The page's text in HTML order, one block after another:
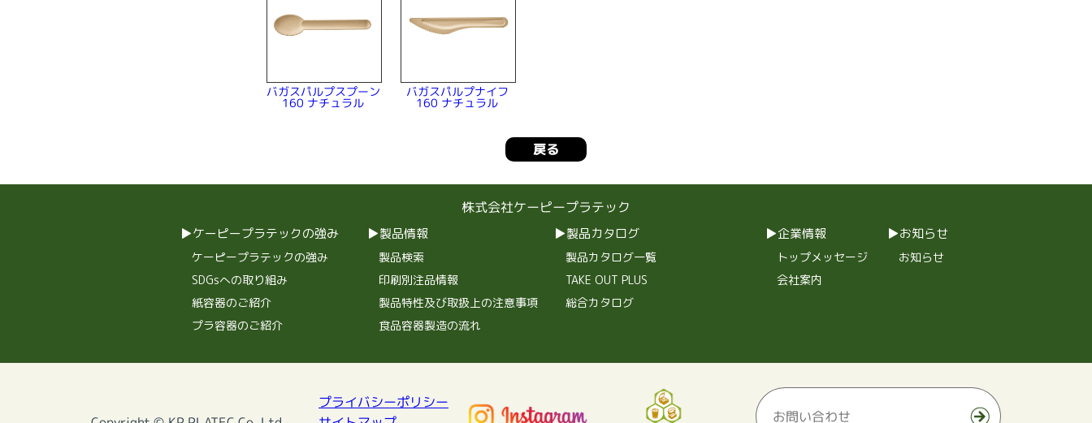
バガスパルプスプーン
160 ナチュラル
バガスパルプナイフ
160 ナチュラル
戻る
株式会社ケーピープラテック
ケーピープラテックの強み
ケーピープラテックの強み
SDGsへの取り組み
紙容器のご紹介
プラ容器のご紹介
製品情報
製品検索
印刷別注品情報
製品特性及び取扱上の注意事項
食品容器製造の流れ
製品カタログ
製品カタログ一覧
TAKE OUT PLUS
総合カタログ
企業情報
トップメッセージ
会社案内
お知らせ
お知らせ
お問い合わせ
プライバシーポリシー